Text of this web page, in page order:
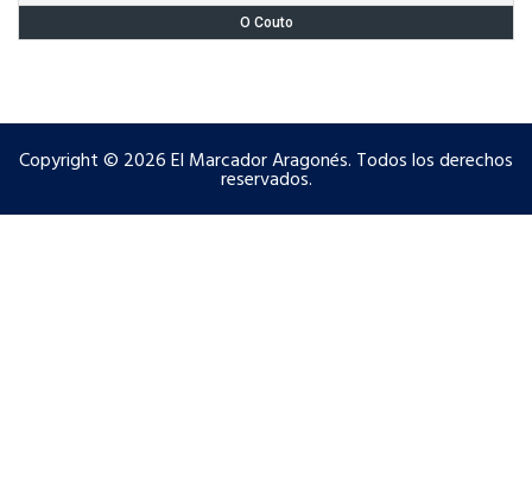
O Couto
Copyright © 2026 El Marcador Aragonés. Todos los derechos
reservados.